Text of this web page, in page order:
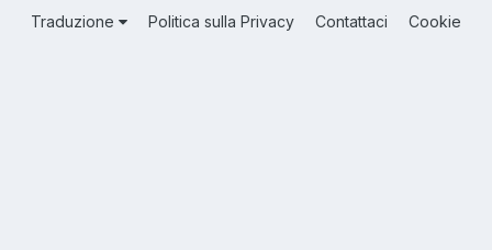
Traduzione Politica sulla Privacy Contattaci Cookie